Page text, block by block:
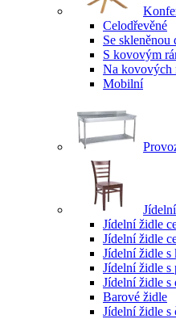
Celodřevěné
Se skleněnou
S kovovým
Na kovových
Mobilní
Jídelní židle
Jídelní židle
Jídelní židle
Jídelní židle s
Jídelní židle s
Barové židle
Jídelní židle s